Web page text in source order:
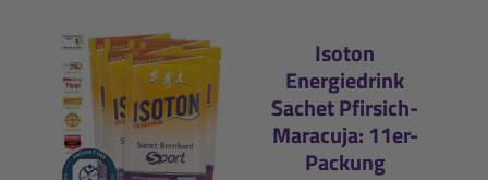
Isoton
Energiedrink
Sachet Pfirsich-
Maracuja: 11er-
Packung